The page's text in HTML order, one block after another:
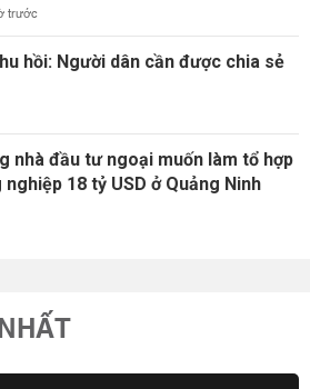
trước
hồi: Người dân cần được chia sẻ
nhà đầu tư ngoại muốn làm tổ hợp
18 tỷ USD ở Quảng Ninh